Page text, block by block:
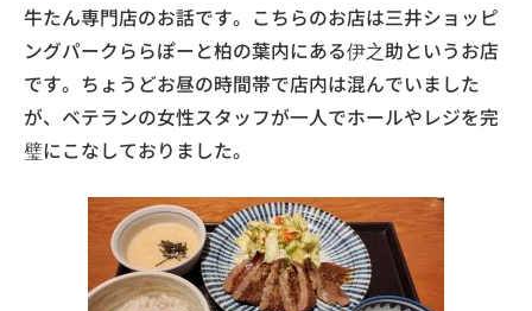
牛たん専門店のお話です。こちらのお店は三井ショッピ
ングパークららぽーと柏の葉内にある伊之助というお店
です。ちょうどお昼の時間帯で店内は混んでいました
が、ベテランの女性スタッフが一人でホールやレジを完
璧にこなしておりました。